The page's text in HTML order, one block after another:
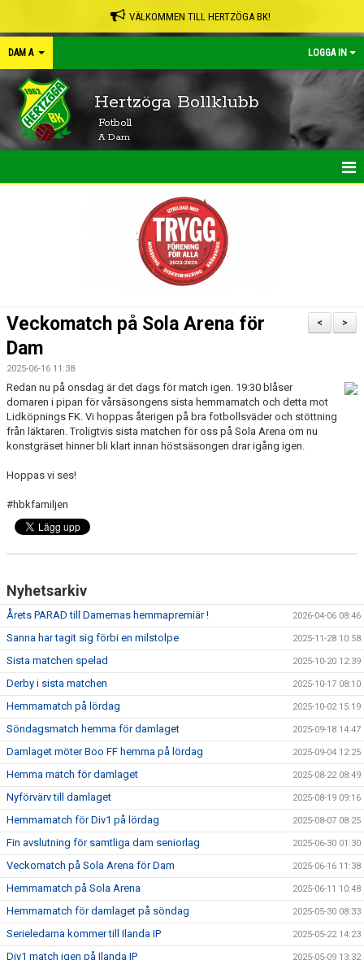
VÄLKOMMEN TILL HERTZÖGA BK!
DAM A LOGGA IN
Hertzöga Bollklubb
Fotboll
A Dam
TRUPPEN
BILDGALLERI
DOKUMENT
KONTAKT
HISTORIA
>
<
Veckomatch på Sola Arena för
Dam
2025-06-16 11:38
Redan nu på onsdag är det dags för match igen. 19:30 blåser
domaren i pipan för vårsäsongens sista hemmamatch och detta mot
Lidköpnings FK. Vi hoppas återigen på bra fotbollsväder och stöttning
från läktaren. Troligtvis sista matchen för oss på Sola Arena om nu
konstgräset hinner bli klart innan höstsäsongen drar igång igen.
Hoppas vi ses!
#hbkfamiljen
Nyhetsarkiv
Årets PARAD till Damernas hemmapremiär ! 2026-04-06 08:46
Sanna har tagit sig förbi en milstolpe 2025-11-28 10:58
Sista matchen spelad 2025-10-20 12:39
Derby i sista matchen 2025-10-17 08:10
Hemmamatch på lördag 2025-10-02 15:19
Söndagsmatch hemma för damlaget 2025-09-18 14:47
Damlaget möter Boo FF hemma på lördag 2025-09-04 12:25
Hemma match för damlaget 2025-08-22 08:49
Nyförvärv till damlaget 2025-08-19 09:16
Hemmamatch för Div1 på lördag 2025-08-07 08:25
Fin avslutning för samtliga dam seniorlag 2025-06-30 01:30
Veckomatch på Sola Arena för Dam 2025-06-16 11:38
Hemmamatch på Sola Arena 2025-06-11 10:48
Hemmamatch för damlaget på söndag 2025-05-30 08:33
Serieledarna kommer till Ilanda IP 2025-05-22 14:23
Div1 match igen på Ilanda IP 2025-05-09 13:32